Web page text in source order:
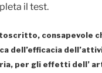
il test.
consapevole
dell’efficacia
per gli effetti dell’